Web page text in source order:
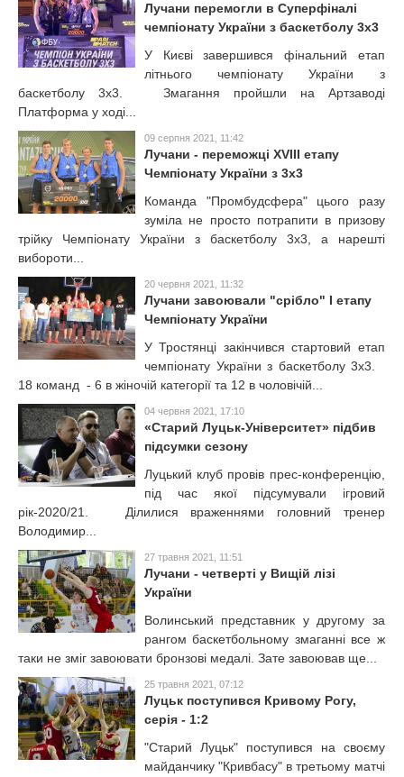
Лучани перемогли в Суперфіналі
чемпіонату України з баскетболу 3х3
У Києві завершився фінальний етап
літнього чемпіонату України з
баскетболу 3х3. Змагання пройшли на Артзаводі
Платформа у ході...
09 серпня 2021, 11:42
Лучани - переможці XVIII етапу
Чемпіонату України з 3х3
Команда "Промбудсфера" цього разу
зуміла не просто потрапити в призову
трійку Чемпіонату України з баскетболу 3х3, а нарешті
вибороти...
20 червня 2021, 11:32
Лучани завоювали "срібло" І етапу
Чемпіонату України
У Тростянці закінчився стартовий етап
чемпіонату України з баскетболу 3х3.
18 команд - 6 в жіночій категорії та 12 в чоловічій...
04 червня 2021, 17:10
«Старий Луцьк-Університет» підбив
підсумки сезону
Луцький клуб провів прес-конференцію,
під час якої підсумували ігровий
рік-2020/21. Ділилися враженнями головний тренер
Володимир...
27 травня 2021, 11:51
Лучани - четверті у Вищій лізі
України
Волинський представник у другому за
рангом баскетбольному змаганні все ж
таки не зміг завоювати бронзові медалі. Зате завоював ще...
25 травня 2021, 07:12
Луцьк поступився Кривому Рогу,
серія - 1:2
"Старий Луцьк" поступився на своєму
майданчику "Кривбасу" в третьому матчі